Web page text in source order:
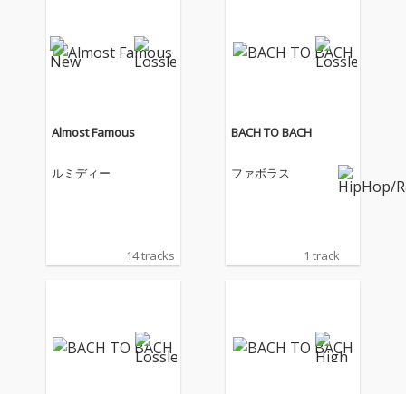
Almost Famous
ルミディー
14 tracks
BACH TO BACH
ファボラス
1 track